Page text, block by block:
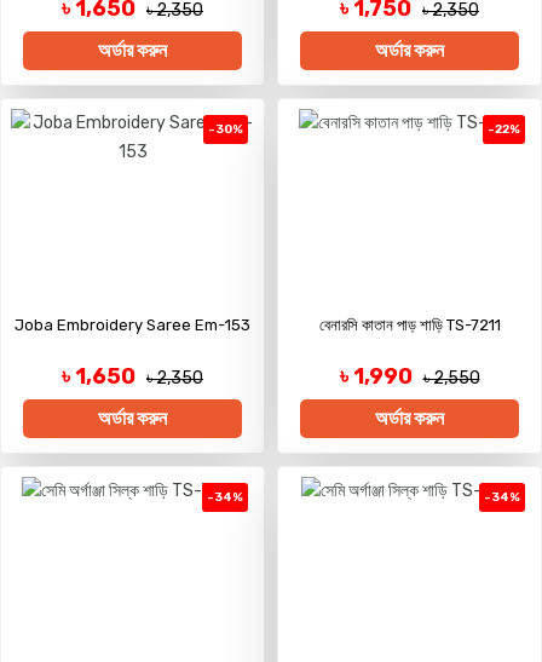
৳ 1,650 ৳ 2,350
অর্ডার করুন
৳ 1,750 ৳ 2,350
অর্ডার করুন
-30%
Joba Embroidery Saree Em-153
৳ 1,650 ৳ 2,350
অর্ডার করুন
-22%
বেনারসি কাতান পাড় শাড়ি TS-7211
৳ 1,990 ৳ 2,550
অর্ডার করুন
-34% -34%